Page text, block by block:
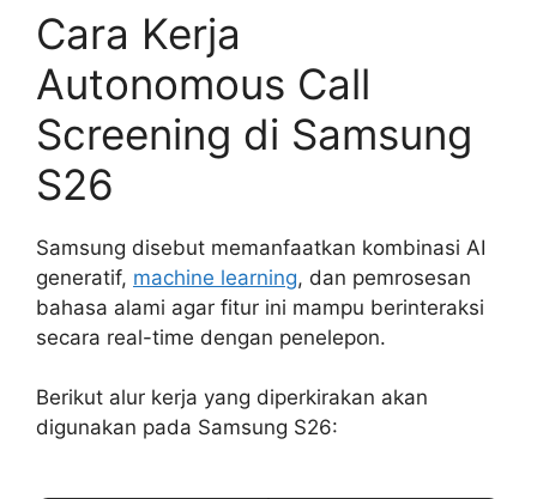
Cara Kerja
Autonomous Call
Screening di Samsung
S26
Samsung disebut memanfaatkan kombinasi AI
generatif, machine learning, dan pemrosesan
bahasa alami agar fitur ini mampu berinteraksi
secara real-time dengan penelepon.
Berikut alur kerja yang diperkirakan akan
digunakan pada Samsung S26: